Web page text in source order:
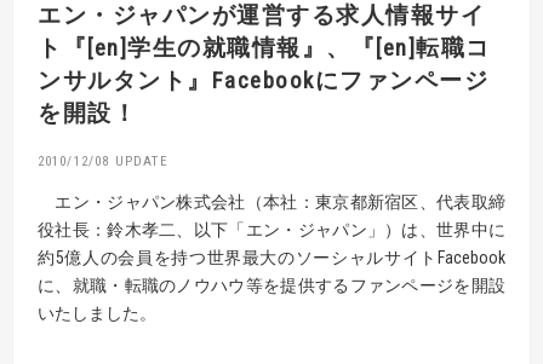
エン・ジャパンが運営する求人情報サイ
ト
『[en]学生の就職情報』、『[en]転職コ
ンサルタント』 Facebookにファンページ
を開設！
2010/12/08
エン・ジャパン株式会社（本社：東京都新宿区、代表取締
役社長：鈴木孝二、以下「エン・ジャパン」）は、世界中に
約5億人の会員を持つ世界最大のソーシャルサイトFacebook
に、就職・転職のノウハウ等を提供するファンページを開設
いたしました。